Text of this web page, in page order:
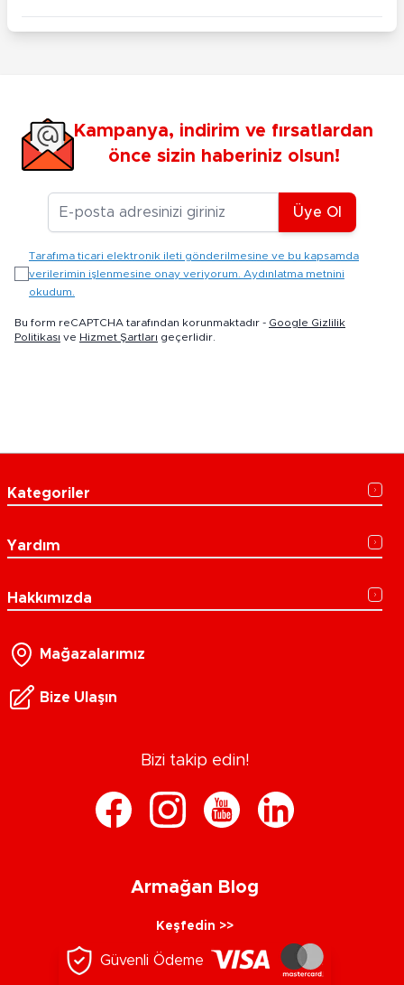
Kampanya, indirim ve fırsatlardan
önce sizin haberiniz olsun!
E-posta Adresiniz
Üye Ol
Tarafıma ticari elektronik ileti gönderilmesine ve bu kapsamda
verilerimin işlenmesine onay veriyorum. Aydınlatma metnini
okudum.
Bu form reCAPTCHA tarafından korunmaktadır - Google Gizlilik
Politikası ve Hizmet Şartları geçerlidir.
Kategoriler
Yardım
Hakkımızda
Mağazalarımız
Bize Ulaşın
Bizi takip edin!
Armağan Blog
Keşfedin >>
Güvenli Ödeme